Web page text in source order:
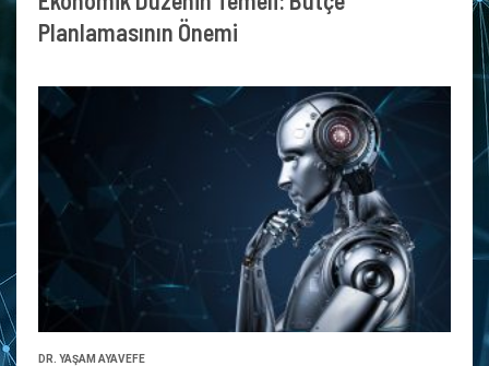
Planlamasının Önemi
DR. YAŞAM AYAVEFE